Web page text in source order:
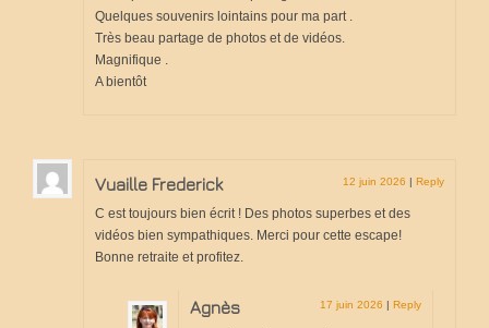
Quelques souvenirs lointains pour ma part .
Très beau partage de photos et de vidéos.
Magnifique .
A bientôt
Vuaille Frederick 12 juin 2026 | Reply
C est toujours bien écrit ! Des photos superbes et des
vidéos bien sympathiques. Merci pour cette escape!
Bonne retraite et profitez.
Agnès 17 juin 2026 | Reply